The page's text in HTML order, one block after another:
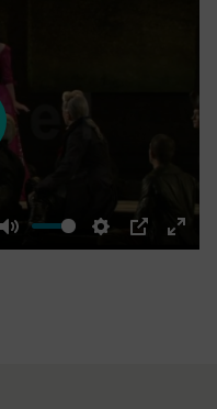
Mute Settings
PIP
Enter